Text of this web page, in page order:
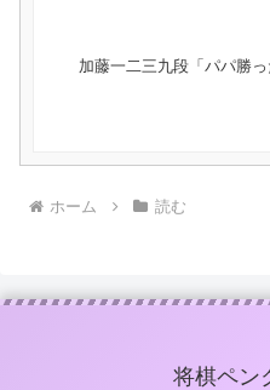
加藤一二三九段「パパ勝っ
ホーム 読む
将棋ペン